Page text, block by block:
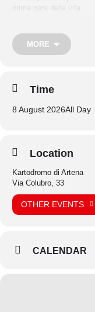
prima gara della vita.
una pista in cui si fanno
Il programma si
Per approfondire vai alla
MORE
Time
8 August 2026All Day
Location
Kartodromo di Artena
Via Colubro, 33
OTHER EVENTS
CALENDAR